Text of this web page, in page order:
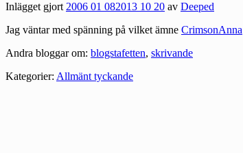
Inlägget gjort2006 01 082013 10 20 av Deeped
Jag väntar med spänning på vilket ämne CrimsonAnna
Andra bloggar om: blogstafetten, skrivande
Kategorier: Allmänt tyckande